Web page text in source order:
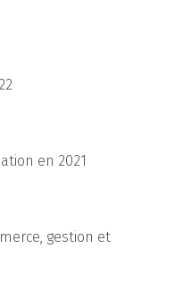
en 2021
gestion et